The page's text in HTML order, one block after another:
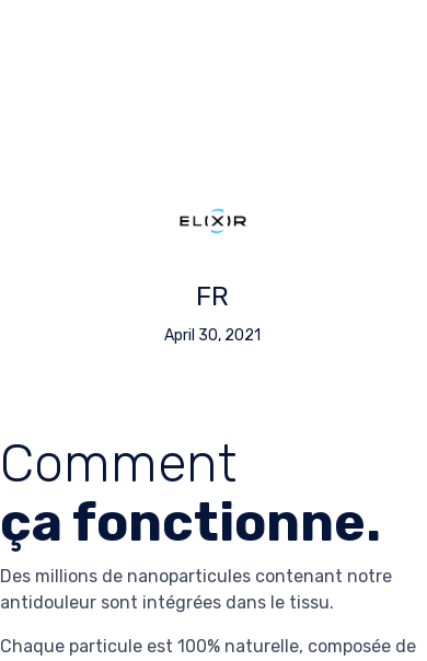
FR
April 30, 2021
Comment
ça fonctionne.
Des millions de nanoparticules contenant notre
antidouleur sont intégrées dans le tissu.
Chaque particule est 100% naturelle, composée de